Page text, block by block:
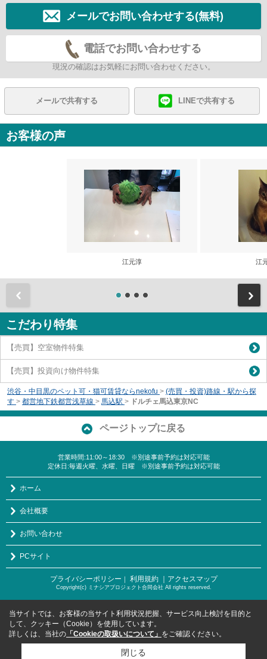
メールでお問い合わせする(無料)
電話でお問い合わせする
現況の確認はお気軽にお問い合わせください。
メールで共有する LINEで共有する
お客様の声
江元淳 江
こだわり特集
【売買】空室物件特集
【売買】投資向け物件特集
渋谷・中目黒のペット可・猫可賃貸ならnekofu > (売買・投資)路線・駅から探
す > 都営地下鉄都営浅草線 > 馬込駅 > ドルチェ馬込東京NC
ページトップに戻る
営業時間:11:00～18:30 ※別途事前予約は対応可能
定休日:毎週火曜、水曜、日曜 ※別途事前予約は対応可能
ホーム
会社概要
お問い合わせ
PCサイト
プライバシーポリシー 利用規約 ｜アクセスマップ
Copyright(c) ミナシアプロジェクト合同会社 All rights reserved.
当サイトでは、お客様の当サイト利用状況把握、サービス向上検討を目的と
して、クッキー（Cookie）を使用しています。
詳しくは、当社の 「Cookieの取扱いについて」 をご確認ください。
閉じる